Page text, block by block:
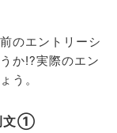
のエントリーシ
か!?実際のエン
う。
文①